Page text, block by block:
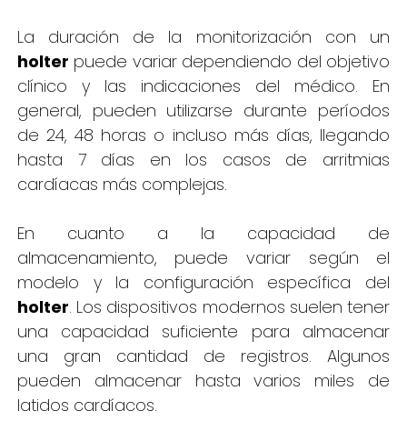
La duración de la monitorización con un
holter puede variar dependiendo del objetivo
clínico y las indicaciones del médico. En
general, pueden utilizarse durante períodos
de 24, 48 horas o incluso más días, llegando
hasta 7 días en los casos de arritmias
cardíacas más complejas.
En cuanto a la capacidad de
almacenamiento, puede variar según el
modelo y la configuración específica del
holter. Los dispositivos modernos suelen tener
una capacidad suficiente para almacenar
una gran cantidad de registros. Algunos
pueden almacenar hasta varios miles de
latidos cardíacos.